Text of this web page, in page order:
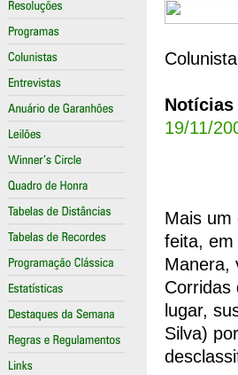
Notícias
19/11/
Mais um
feita, em
Manera,
Corridas
lugar,
Silva)